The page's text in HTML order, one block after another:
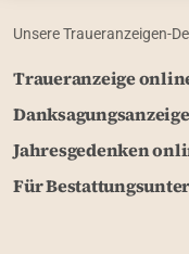
Unsere Traueranzeigen-
Traueranzeige
Jahresgedenken
Für